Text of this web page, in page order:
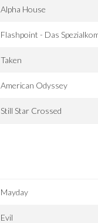
Alpha House
Flashpoint - Das
Taken
American Odyssey
Still Star Crossed
Mayday
Evil